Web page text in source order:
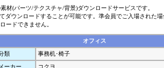
材(パーツ/テクスチャ/背景)ダウンロードサービスです。
ダウンロードすることが可能です。準会員でご入場された
ードできません。
オフィス
類
事務机･椅子
メーカー
コクヨ